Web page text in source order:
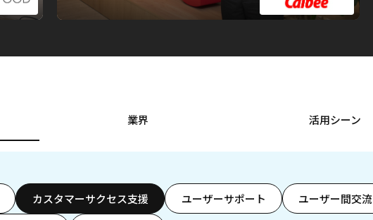
業界 活用シーン
カスタマーサクセス支援 ユーザーサポート ユーザー間交流